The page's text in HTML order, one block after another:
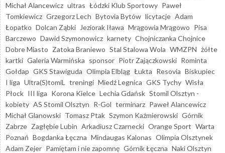
Michał Alancewicz ultras Łódzki Klub Sportowy Paweł
Tomkiewicz Grzegorz Lech Bytovia Bytów licytacje Adam
Łopatko Dolcan Ząbki Jeziorak Iława Mrągowia Mrągowo Pisa
Barczewo Dawid Szymonowicz karnety Chojniczanka Chojnice
Dobre Miasto Zatoka Braniewo Stal Stalowa Wola WMZPN żółte
kartki Galeria Warmińska sponsor Piotr Zajączkowski Rominta
Gołdap GKS Stawiguda Olimpia Elbląg Łukta Resovia Biskupiec
I liga Ultra(S)tomiL treningi Miedź Legnica GKS Tychy Wisła
Płock III liga Korona Kielce Lechia Gdańsk Stomil Olsztyn -
kobiety AS Stomil Olsztyn R-Gol terminarz Paweł Alancewicz
Michał Glanowski Tomasz Ptak Szymon Kaźmierowski Górnik
Zabrze Zagłębie Lubin Arkadiusz Czarnecki Orange Sport Warta
Poznań Bogdanka Łęczna Mindaugas Kalonas Olimpia Olsztynek
Adam Zejer Pamiętam i nie zapomnę Górnik Łęczna Naki Olsztyn